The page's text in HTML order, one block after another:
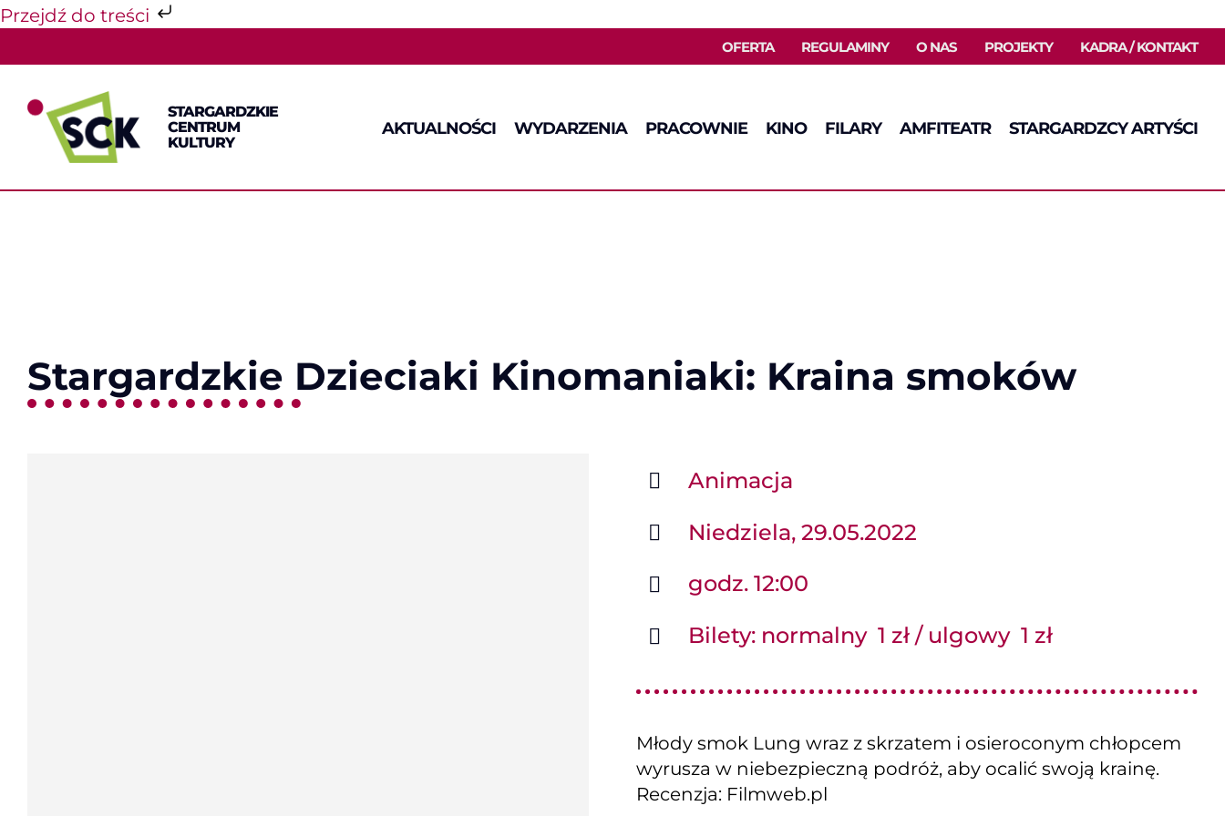
Przejdź do treści
do
zawartości
OFERTA REGULAMINY O NAS PROJEKTY KADRA / KONTAKT
STARGARDZKIE
CENTRUM
KULTURY
AKTUALNOŚCI WYDARZENIA PRACOWNIE KINO FILARY AMFITEATR STARGARDZCY ARTYŚCI
Stargardzkie Dzieciaki Kinomaniaki: Kraina smoków
Animacja
Niedziela, 29.05.2022
godz. 12:00
Bilety: normalny 1 zł / ulgowy 1 zł
Młody smok Lung wraz z skrzatem i osieroconym chłopcem
wyrusza w niebezpieczną podróż, aby ocalić swoją krainę.
Recenzja: Filmweb.pl